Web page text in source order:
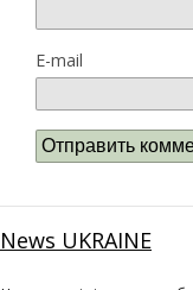
E-mail
News UKRAINE